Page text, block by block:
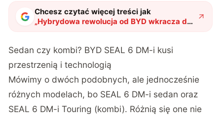
Chcesz czytać więcej treści jak
„Hybrydowa rewolucja od BYD wkracza do
Europy. SEAL 6 DM-i łączy zalety
Sedan czy kombi? BYD SEAL 6 DM-i kusi
przestrzenią i technologią
Mówimy o dwóch podobnych, ale jednocześnie
różnych modelach, bo SEAL 6 DM-i sedan oraz
SEAL 6 DM-i Touring (kombi). Różnią się one nie